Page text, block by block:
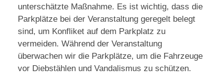
unterschätzte Maßnahme. Es ist wichtig, dass die
Parkplätze bei der Veranstaltung geregelt belegt
sind, um Konfliket auf dem Parkplatz zu
vermeiden. Während der Veranstaltung
überwachen wir die Parkplätze, um die Fahrzeuge
vor Diebstählen und Vandalismus zu schützen.